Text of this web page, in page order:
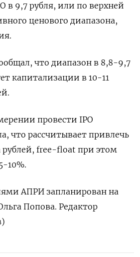
в 9,7 рубля, или по верхней
ценового диапазона,
что диапазон в 8,8-9,7
капитализации в 10-11
провести IPO
что рассчитывает привлечь
free-float при этом
10%.
АПРИ запланирован на
Попова. Редактор